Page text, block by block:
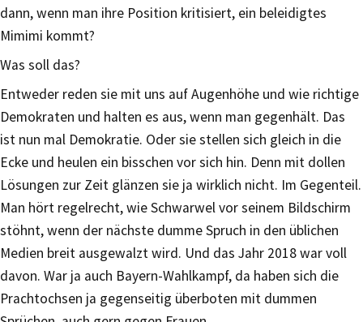
dann, wenn man ihre Position kritisiert, ein beleidigtes
Mimimi kommt?
Was soll das?
Entweder reden sie mit uns auf Augenhöhe und wie richtige
Demokraten und halten es aus, wenn man gegenhält. Das
ist nun mal Demokratie. Oder sie stellen sich gleich in die
Ecke und heulen ein bisschen vor sich hin. Denn mit dollen
Lösungen zur Zeit glänzen sie ja wirklich nicht. Im Gegenteil.
Man hört regelrecht, wie Schwarwel vor seinem Bildschirm
stöhnt, wenn der nächste dumme Spruch in den üblichen
Medien breit ausgewalzt wird. Und das Jahr 2018 war voll
davon. War ja auch Bayern-Wahlkampf, da haben sich die
Prachtochsen ja gegenseitig überboten mit dummen